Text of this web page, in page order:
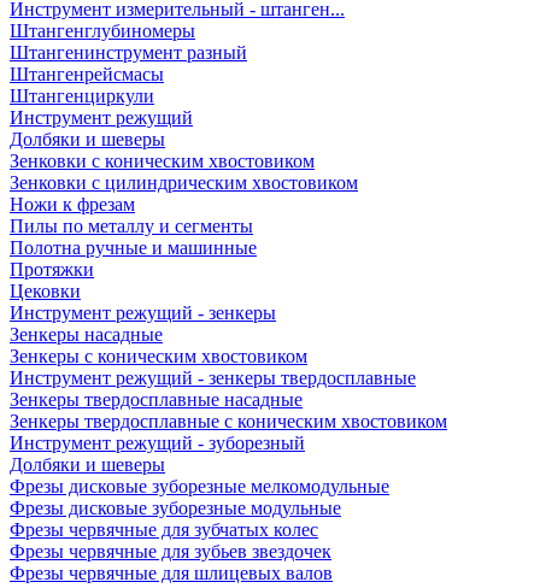
Инструмент измерительный - штанген...
Штангенглубиномеры
Штангенинструмент разный
Штангенрейсмасы
Штангенциркули
Инструмент режущий
Долбяки и шеверы
Зенковки с коническим хвостовиком
Зенковки с цилиндрическим хвостовиком
Ножи к фрезам
Пилы по металлу и сегменты
Полотна ручные и машинные
Протяжки
Цековки
Инструмент режущий - зенкеры
Зенкеры насадные
Зенкеры с коническим хвостовиком
Инструмент режущий - зенкеры твердосплавные
Зенкеры твердосплавные насадные
Зенкеры твердосплавные с коническим хвостовиком
Инструмент режущий - зуборезный
Долбяки и шеверы
Фрезы дисковые зуборезные мелкомодульные
Фрезы дисковые зуборезные модульные
Фрезы червячные для зубчатых колес
Фрезы червячные для зубьев звездочек
Фрезы червячные для шлицевых валов